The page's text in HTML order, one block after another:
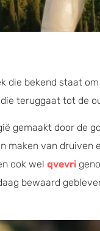
die bekend staat
teruggaat tot de
gemaakt door de
maken van druiven
ook wel qvevri
bewaard